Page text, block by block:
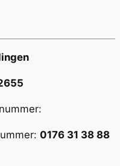
0176 31 38 88